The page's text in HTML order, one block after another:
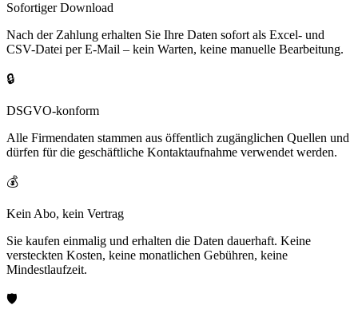
Sofortiger Download
Nach der Zahlung erhalten Sie Ihre Daten sofort als Excel- und
CSV-Datei per E-Mail – kein Warten, keine manuelle Bearbeitung.
🔒
DSGVO-konform
Alle Firmendaten stammen aus öffentlich zugänglichen Quellen und
dürfen für die geschäftliche Kontaktaufnahme verwendet werden.
💰
Kein Abo, kein Vertrag
Sie kaufen einmalig und erhalten die Daten dauerhaft. Keine
versteckten Kosten, keine monatlichen Gebühren, keine
Mindestlaufzeit.
🛡️